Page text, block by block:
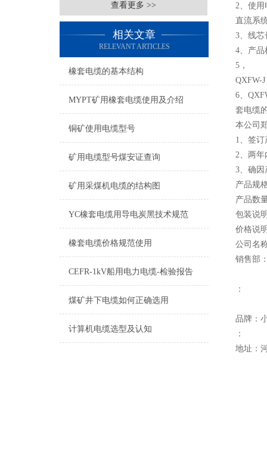
查看更多 >>
相关文章
RELEVANT ARTICLES
橡套电缆的基本结构
MYPT矿用橡套电缆使用及介绍
铜矿使用电缆型号
矿用电缆型号煤安证查询
矿用采煤机电缆的结构图
YC橡套电缆用导电炭黑技术规范
橡套电缆价格规范使用
CEFR-1kV船用电力电缆-检验报告
煤矿井下电缆如何正确选用
计算机电缆选型及认知
2、使
直流系
3、线
4、产品
5，
QXFW-
6、
套电缆
本公司
1、签
2、两年
3、确因
产品规
产品数
包装说
价格说
公司名
销售部
：
品牌：
：
地址：